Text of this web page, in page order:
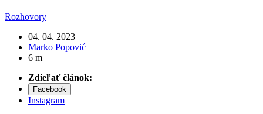
Rozhovory
04. 04. 2023
Marko Popović
6 m
Zdieľať článok:
Facebook
Instagram